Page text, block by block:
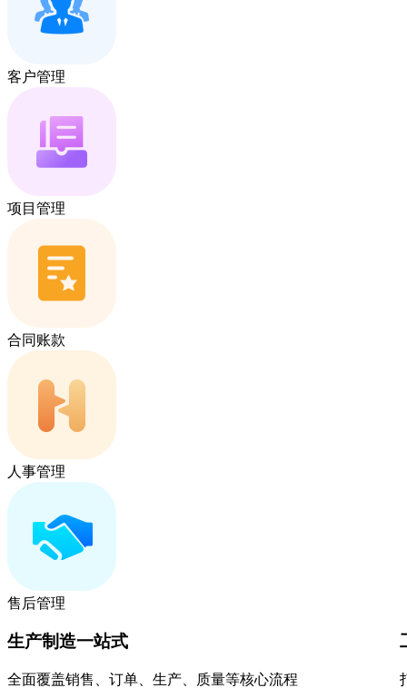
客户管理
项目管理
合同账款
人事管理
售后管理
生产制造一站式
全面覆盖销售、订单、生产、质量等核心流程